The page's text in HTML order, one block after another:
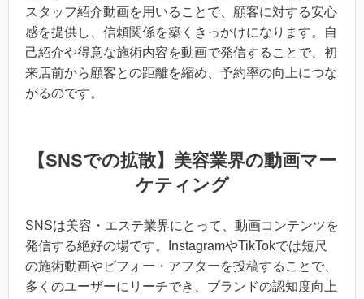
スタッフ紹介動画を用いることで、顧客に対する安心
感を提供し、信頼関係を築くきっかけになります。自
己紹介や得意な施術内容を動画で発信することで、初
来店前から顧客との距離を縮め、予約率の向上につな
がるのです。
【SNSでの拡散】美容業界の動画マー
ケティング
SNSは美容・エステ業界にとって、動画コンテンツを
発信する絶好の場です。InstagramやTikTokでは短尺
の施術動画やビフォー・アフターを投稿することで、
多くのユーザーにリーチでき、ブランドの認知度向上